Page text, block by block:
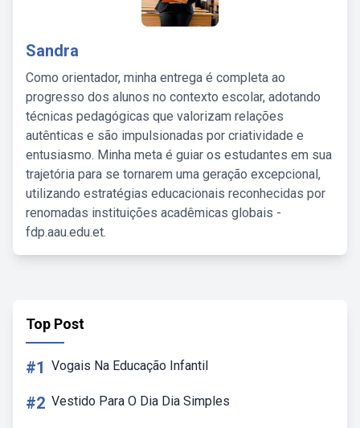
Sandra
Como orientador, minha entrega é completa ao
progresso dos alunos no contexto escolar, adotando
técnicas pedagógicas que valorizam relações
autênticas e são impulsionadas por criatividade e
entusiasmo. Minha meta é guiar os estudantes em sua
trajetória para se tornarem uma geração excepcional,
utilizando estratégias educacionais reconhecidas por
renomadas instituições acadêmicas globais -
fdp.aau.edu.et.
Top Post
#1 Vogais Na Educação Infantil
#2 Vestido Para O Dia Dia Simples